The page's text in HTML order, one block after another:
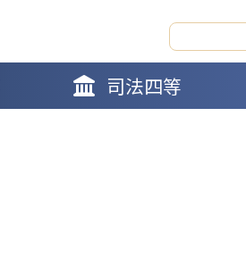
司法四等